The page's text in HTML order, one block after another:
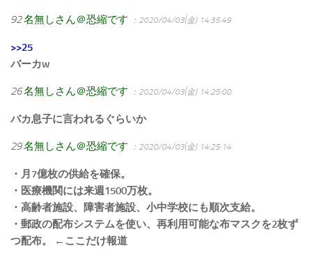
92名無しさん＠恐縮です ：2020/04/03(金) 14:35:49
>>25
バーカw
26名無しさん＠恐縮です ：2020/04/03(金) 14:25:00
バカ息子に言われるぐらいか
29名無しさん＠恐縮です ：2020/04/03(金) 14:25:14
・月7億枚の供給を確保。
・医療機関には来週1500万枚。
・高齢者施設、障害者施設、小中学校にも順次支給。
・郵政の配布システムを使い、再利用可能な布マスクを2枚ず
つ配布。 ←ここだけ報道